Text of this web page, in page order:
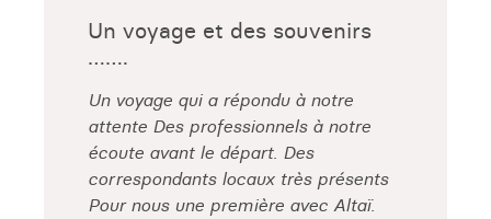
Un voyage et des souvenirs
…….
Un voyage qui a répondu à notre
attente Des professionnels à notre
écoute avant le départ. Des
correspondants locaux très présents
Pour nous une première avec Altaï.